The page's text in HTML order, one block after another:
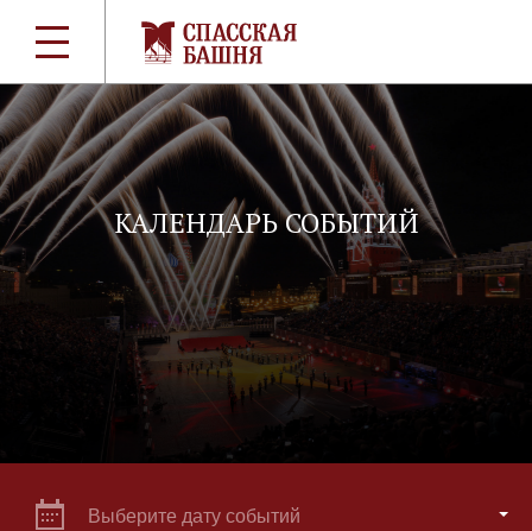
КАЛЕНДАРЬ СОБЫТИЙ
Выберите дату событий